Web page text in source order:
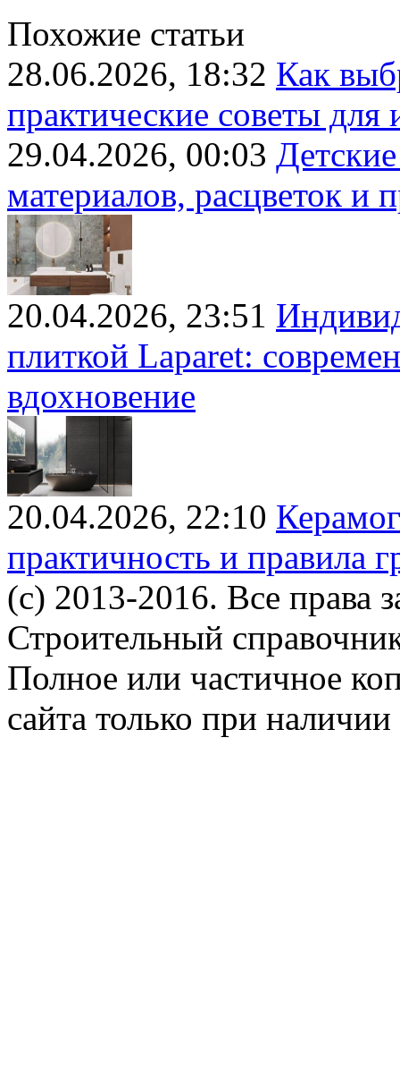
Похожие статьи
28.06.2026, 18:32 Как
практические советы для
29.04.2026, 00:03
материалов, расцветок и
20.04.2026, 23:51
плиткой Laparet:
вдохновение
20.04.2026, 22:10
практичность и правила
(c) 2013-2016. Все права
Строительный
Полное или частичное
сайта только при